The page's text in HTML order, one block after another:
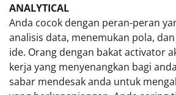
ANALYTICAL
Anda cocok dengan peran-peran
analisis data, menemukan pola,
ide. Orang dengan bakat activator
kerja yang menyenangkan bagi
sabar mendesak anda untuk